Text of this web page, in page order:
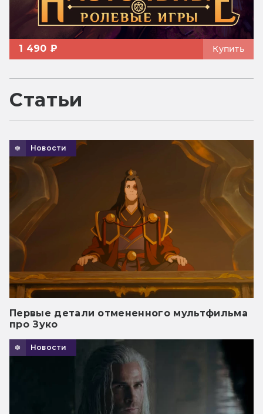
1 490 ₽ Купить
Статьи
Новости
Первые детали отмененного мультфильма
про Зуко
Новости